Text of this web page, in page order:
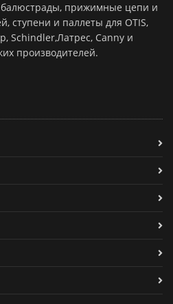
прижимные цепи и
ступени и паллеты для OTIS,
Schindler,Латрес, Canny и
производителей.